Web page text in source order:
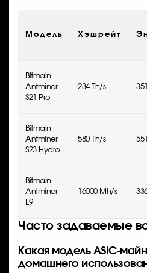
Модель Хэшрейт
Bitmain
Antminer
S21 Pro
234 Th/s
Bitmain
Antminer
S23 Hydro
580 Th/s
Bitmain
Antminer
L9
16000 Mh/s
Часто задаваемые
Какая модель ASIC-
домашнего